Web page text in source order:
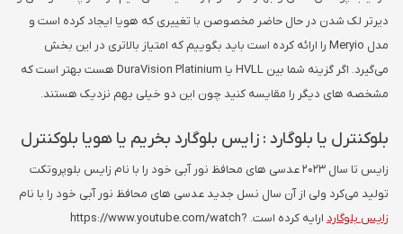
دیرتر لک شدن در حال حاضر مخصوصن با تغییری که هویا ایجاد کرده است و
مدل Meryio را ارائه کرده است باید بگوییم که امتیاز بالاتری در این بخش
می‌گیرد. اگر گزینه شما بین HVLL یا DuraVision Platinium هست بهتر است که
مشخصه های دیگر را مقایسه کنید چون این دو خیلی بهم نزدیک هستند.
بلوکنترل یا بلوگارد : زایس بلوگارد بخریم یا هویا بلوکنترل
زایس تا سال 2023 عدسی های محافظ نور آبی خود را با نام زایس بلوپروتکت
تولید می‌کرد ولی از آن سال نسل جدید عدسی های محافظ نور آبی خود را با نام
زایس بلوگارد
ارایه کرده است. https://www.youtube.com/watch?